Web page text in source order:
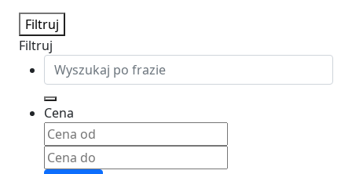
Filtruj
Filtruj
Cena